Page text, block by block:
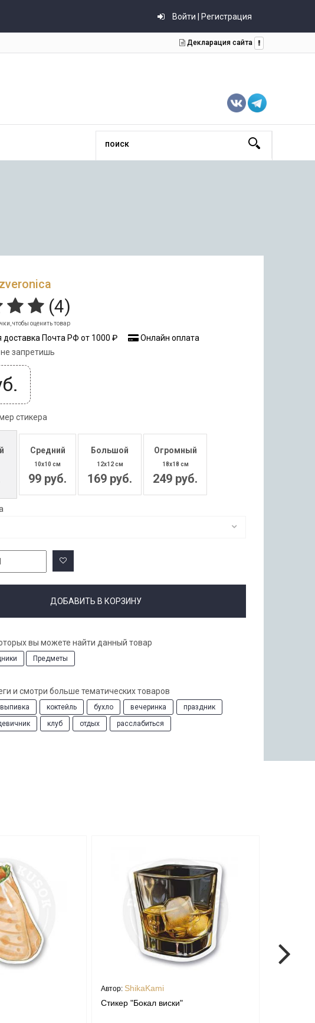
Войти | Регистрация
Декларация сайта
(4)
чтобы оценить товар
доставка Почта РФ от 1000 ₽
Онлайн оплата
запретишь
стикера
Средний
10x10 см
99 руб.
Большой
12x12 см
169 руб.
Огромный
18x18 см
249 руб.
ДОБАВИТЬ В КОРЗИНУ
вы можете найти данный товар
Предметы
и смотри больше тематических товаров
выпивка коктейль бухло вечеринка
праздник
клуб отдых расслабиться
Автор: ShikaKami
Стикер "Бокал виски"